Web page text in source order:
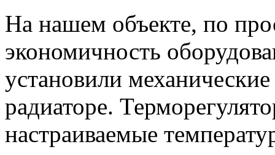
На нашем объекте, по
экономичность
установили
радиаторе.
настраиваемые